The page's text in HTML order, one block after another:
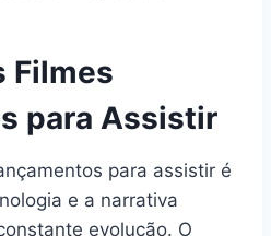
Filmes
para Assistir
para assistir é
e a narrativa
evolução. O